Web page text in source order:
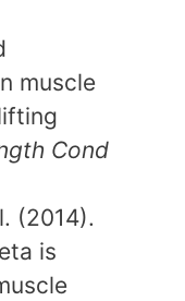
muscle
Cond
(2014).
is